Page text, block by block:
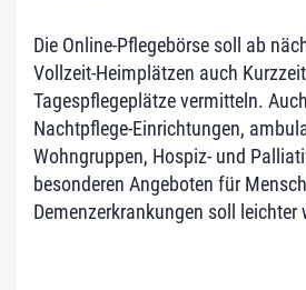
Die Online-Pflegebörse soll ab
Vollzeit-Heimplätzen auch
Tagespflegeplätze vermitteln.
Nachtpflege-Einrichtungen,
Wohngruppen, Hospiz- und
besonderen Angeboten für
Demenzerkrankungen soll leichter